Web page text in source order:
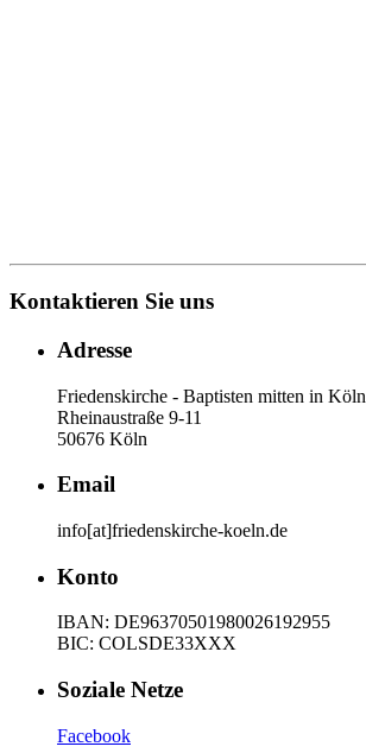
Kontaktieren Sie uns
Adresse
Friedenskirche - Baptisten mitten in Köln
Rheinaustraße 9-11
50676 Köln
Email
info[at]friedenskirche-koeln.de
Konto
IBAN: DE96370501980026192955
BIC: COLSDE33XXX
Soziale Netze
Facebook